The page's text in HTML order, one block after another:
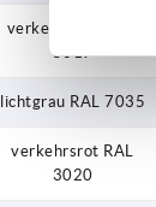
verkehrsblau RAL
5017
lichtgrau RAL 7035
verkehrsrot RAL
3020